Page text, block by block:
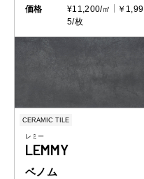
価格
¥11,200/㎡
￥1,99
5/枚
CERAMIC TILE
レミー
LEMMY
ベノム